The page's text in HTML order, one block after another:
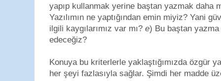
yapıp kullanmak yerine baştan yazmak daha
Yazılımın ne yaptığından emin miyiz? Yani
ilgili kaygılarımız var mı? e) Bu baştan
edeceğiz?
Konuya bu kriterlerle yaklaştığımızda özgür
her şeyi fazlasıyla sağlar. Şimdi her madde